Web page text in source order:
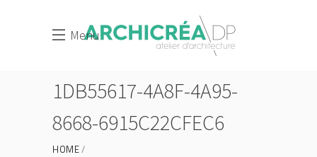
Menu
1DB55617-4A8F-4A95-
8668-6915C22CFEC6
HOME